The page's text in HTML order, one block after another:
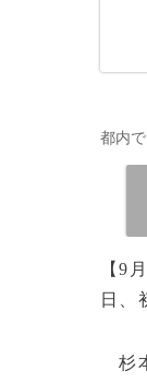
都内
【9
日、
杉